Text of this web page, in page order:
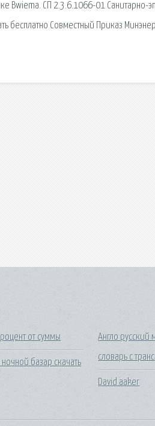
Bwiema. СП 2.3.6.1066-01 Санитарно-
бесплатно Совместный Приказ
от суммы
базар скачать
Англо русский
словарь с
David aaker